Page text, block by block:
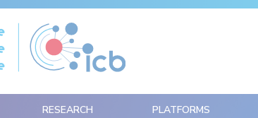
RESEARCH PLATFORMS